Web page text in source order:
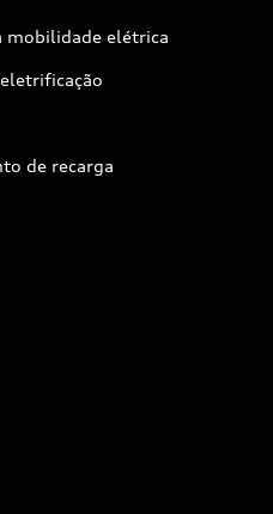
mobilidade elétrica
de recarga